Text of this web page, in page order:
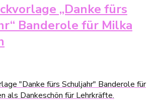
„Danke fürs
Banderole für Milka
"Danke fürs Schuljahr" Banderole für
als Dankeschön für Lehrkräfte.